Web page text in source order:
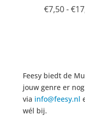
€7,50-€
Feesy biedt de
jouw genre er
via info@feesy.nl
wél bij.